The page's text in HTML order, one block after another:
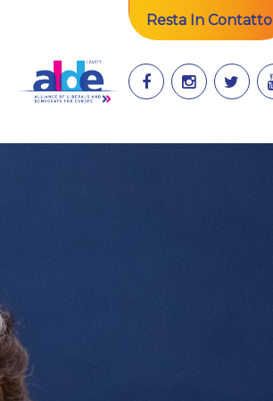
Resta In Contatto